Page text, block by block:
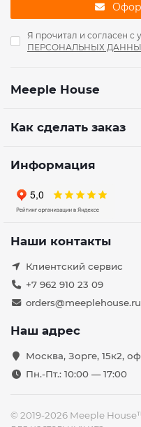
Я прочитал и согласен с
ПЕРСОНАЛЬНЫХ
Meeple House
Как сделать заказ
Информация
Наши контакты
Клиентский сервис
+7 962 910 23 09
orders@meeplehouse.ru
Наш адрес
Москва, Зорге, 15к2,
Пн.-Пт.: 10:00 — 17:00
© 2019-2026 Meeple